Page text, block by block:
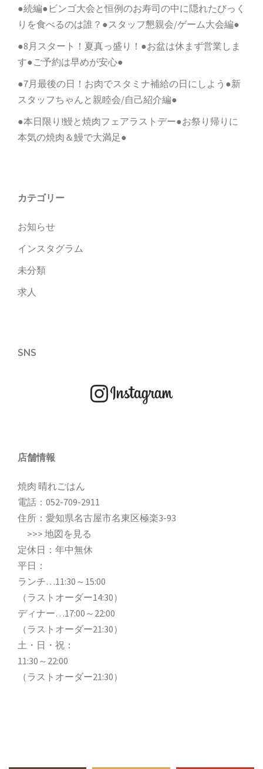
●続編●ビンゴ大会と恒例のお寿司の中に隠れたびっく
りを食べるのは誰？●スタッフ懇親会/ゲーム大会編●
●8月スタート！夏真っ盛り！●お盆は休まず営業しま
す●ご予約は早めが安心●
●7月最後の日！お肉でスタミナ補給の日にしよう●新
スタッフちゃんと親睦会/自己紹介編●
●本日限り!鰻と焼肉フェアラストデー●お祭り帰りに
本気の焼肉＆鰻で大満足●
カテゴリー
お知らせ
インスタグラム
未分類
求人
SNS
店舗情報
焼肉 晴れごはん
電話： 052-709-2911
住所：愛知県名古屋市名東区極楽3-93
>>> 地図を見る
定休日：年中無休
平日：
ランチ…11:30～15:00
（ラストオーダー14:30）
ディナー…17:00～22:00
（ラストオーダー21:30）
土・日・祝：
11:30～22:00
（ラストオーダー21:30）